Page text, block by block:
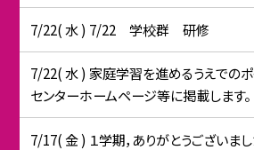
7/22( 水 ) 7/22 学校群 研修
7/22( 水 ) 家庭学習を進めるうえでの
センターホームページ等に掲載します。
7/17( 金 ) １学期，ありがとうございまし